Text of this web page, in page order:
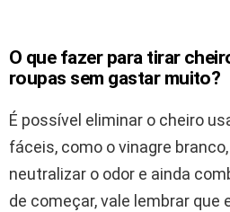
O que fazer para tirar
roupas sem gastar muito?
É possível eliminar o cheiro
fáceis, como o vinagre
neutralizar o odor e ainda
de começar, vale lembrar que